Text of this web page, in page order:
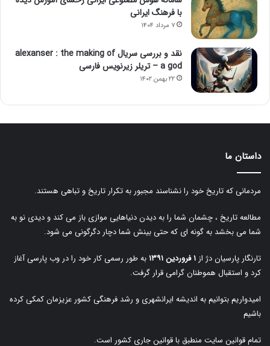
با فرهنگ ایرانی
۷ مرداد ۱۴۰۴
نقد و بررسی سریال alexanser : the making of
a god – تریلر زیرنویس فارسی
۲۲ بهمن ۱۴۰۲
داستان ما
مردمانی که تاریخ خود را نشناسند مجبور به تکرار تاریخ و تباهی هستند.
مطالعه تاریخ ، چشمان شما را به دیدن دنیاهایی موازی باز می کند و دیدی نو به
شما می بخشد به گونه ای که حتی بینش شما دچار دگرگونی می شود.
تارنگار پارسیان دژ از ۱ فروردین ۱۳۹۱
به طور رسمی کار خود را در وب پارسی آغاز
کرد و استقبال هموطنان گرامی قرار گرفت.
امیدواریم بتوانیم به اندیشه ایرانشهری و رشد فرهنگی کشور عزیزمان کمکی کرده
باشیم
تمام قوانین سایت منطبق با قوانین جاری کشور است.